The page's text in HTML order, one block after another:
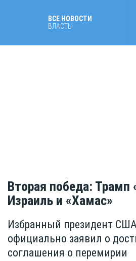
ВСЕ НОВОСТИ
ВЛАСТЬ
Вторая победа: Трамп
Израиль и «Хамас»
Избранный президент
официально заявил о
соглашения о перемирии